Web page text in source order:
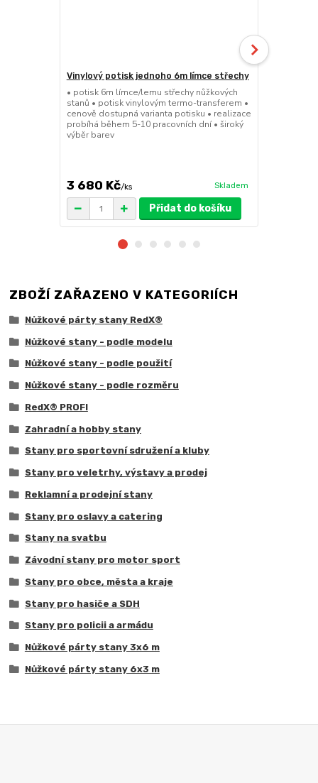
Vinylový potisk jednoho 6m límce střechy
• potisk 6m límce/lemu střechy nůžkových
stanů • potisk vinylovým termo-transferem •
cenově dostupná varianta potisku • realizace
probíhá během 5-10 pracovních dní • široký
výběr barev
3 680 Kč/ks Skladem
Přidat do košíku
ZBOŽÍ ZAŘAZENO V KATEGORIÍCH
Nůžkové párty stany RedX®
Nůžkové stany - podle modelu
Nůžkové stany - podle použití
Nůžkové stany - podle rozměru
RedX® PROFI
Zahradní a hobby stany
Stany pro sportovní sdružení a kluby
Stany pro veletrhy, výstavy a prodej
Reklamní a prodejní stany
Stany pro oslavy a catering
Stany na svatbu
Závodní stany pro motor sport
Stany pro obce, města a kraje
Stany pro hasiče a SDH
Stany pro policii a armádu
Nůžkové párty stany 3x6 m
Nůžkové párty stany 6x3 m